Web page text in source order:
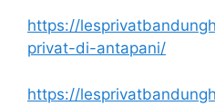
https://
privat-di-antapani/
https://